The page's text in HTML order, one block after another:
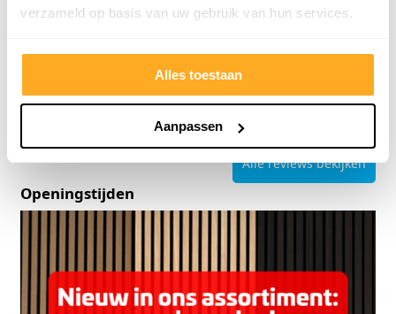
verzameld op basis van uw gebruik van hun services.
Alles toestaan
Aanpassen
4.8/5 24.553 reviews
Alle reviews bekijken
Openingstijden